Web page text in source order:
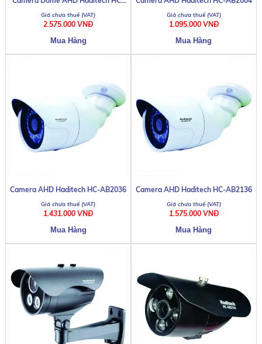
CTT MC-56
AD3206
2.575.000 VNĐ
1.095.000 VNĐ
Camera AHD Haditech HC-AB2036
1.431.000 VNĐ
Camera AHD Haditech HC-AB2136
1.575.000 VNĐ